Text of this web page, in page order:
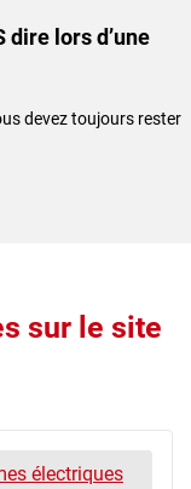
dire lors d’une
devez toujours rester
sur le site
électriques